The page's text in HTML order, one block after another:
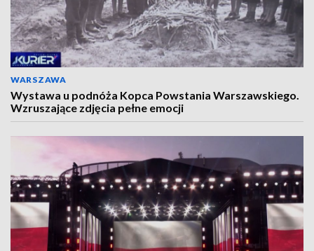
WARSZAWA
Wystawa u podnóża Kopca Powstania Warszawskiego.
Wzruszające zdjęcia pełne emocji